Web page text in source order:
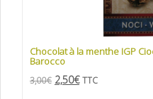
Chocolat à la menthe IGP
Barocco
3,00€ 2,50€ TTC